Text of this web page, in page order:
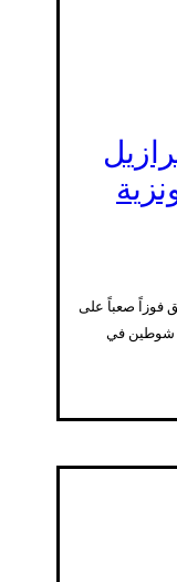
فوزاً صعباً على
شوطين في